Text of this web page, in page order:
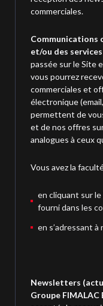
commerciales.
Communications
et/ou des
passée sur le Site
vous pourrez
commerciales et
électronique
permettent de
et de nos offres
analogues à ceux
Vous avez la
en cliquant sur
fourni dans les
en s’adressant à
Newsletters
Groupe FIMALAC